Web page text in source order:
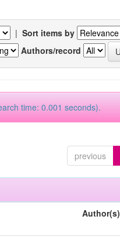
| Sort items by
Authors/record
time: 0.001 seconds).
previous
Author(s)